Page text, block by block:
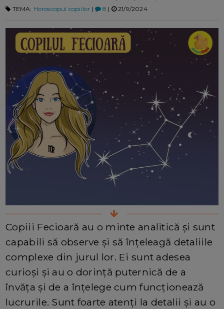
TEMA: Horoscopul copiilor | 8 | 21/9/2024
Copiii Fecioară au o minte analitică și sunt
capabili să observe și să înțeleagă detaliile
complexe din jurul lor. Ei sunt adesea
curioși și au o dorință puternică de a
învăța și de a înțelege cum funcționează
lucrurile. Sunt foarte atenți la detalii și au o